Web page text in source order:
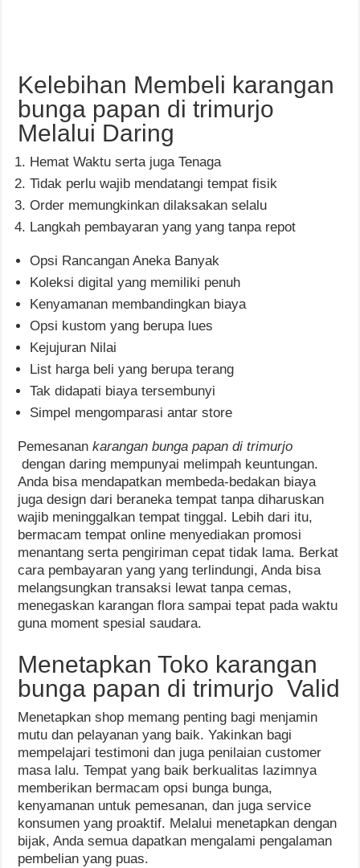
Kelebihan Membeli karangan
bunga papan di trimurjo
Melalui Daring
Hemat Waktu serta juga Tenaga
Tidak perlu wajib mendatangi tempat fisik
Order memungkinkan dilaksakan selalu
Langkah pembayaran yang yang tanpa repot
Opsi Rancangan Aneka Banyak
Koleksi digital yang memiliki penuh
Kenyamanan membandingkan biaya
Opsi kustom yang berupa lues
Kejujuran Nilai
List harga beli yang berupa terang
Tak didapati biaya tersembunyi
Simpel mengomparasi antar store
Pemesanankarangan bunga papan di trimurjo
dengan daring mempunyai melimpah keuntungan.
Anda bisa mendapatkan membeda-bedakan biaya
juga design dari beraneka tempat tanpa diharuskan
wajib meninggalkan tempat tinggal. Lebih dari itu,
bermacam tempat online menyediakan promosi
menantang serta pengiriman cepat tidak lama. Berkat
cara pembayaran yang yang terlindungi, Anda bisa
melangsungkan transaksi lewat tanpa cemas,
menegaskan karangan flora sampai tepat pada waktu
guna moment spesial saudara.
Menetapkan Toko karangan
bunga papan di trimurjo Valid
Menetapkan shop memang penting bagi menjamin
mutu dan pelayanan yang baik. Yakinkan bagi
mempelajari testimoni dan juga penilaian customer
masa lalu. Tempat yang baik berkualitas lazimnya
memberikan bermacam opsi bunga bunga,
kenyamanan untuk pemesanan, dan juga service
konsumen yang proaktif. Melalui menetapkan dengan
bijak, Anda semua dapatkan mengalami pengalaman
pembelian yang puas.